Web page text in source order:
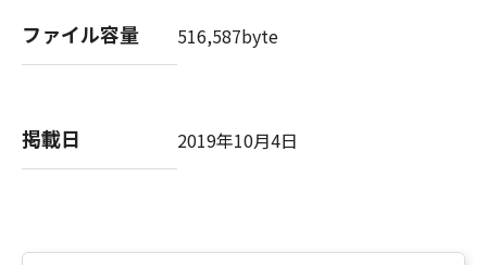
なる損害（逸失利益およびその他の派生的また
は付随的な損害を含むがこれらに限定されない
します。たとえ、キヤノン、キヤノンのライセ
ンサー、キヤノンの子会社、キヤノンの関連会
ファイル容量 516,587byte
掲載日 2019年10月4日